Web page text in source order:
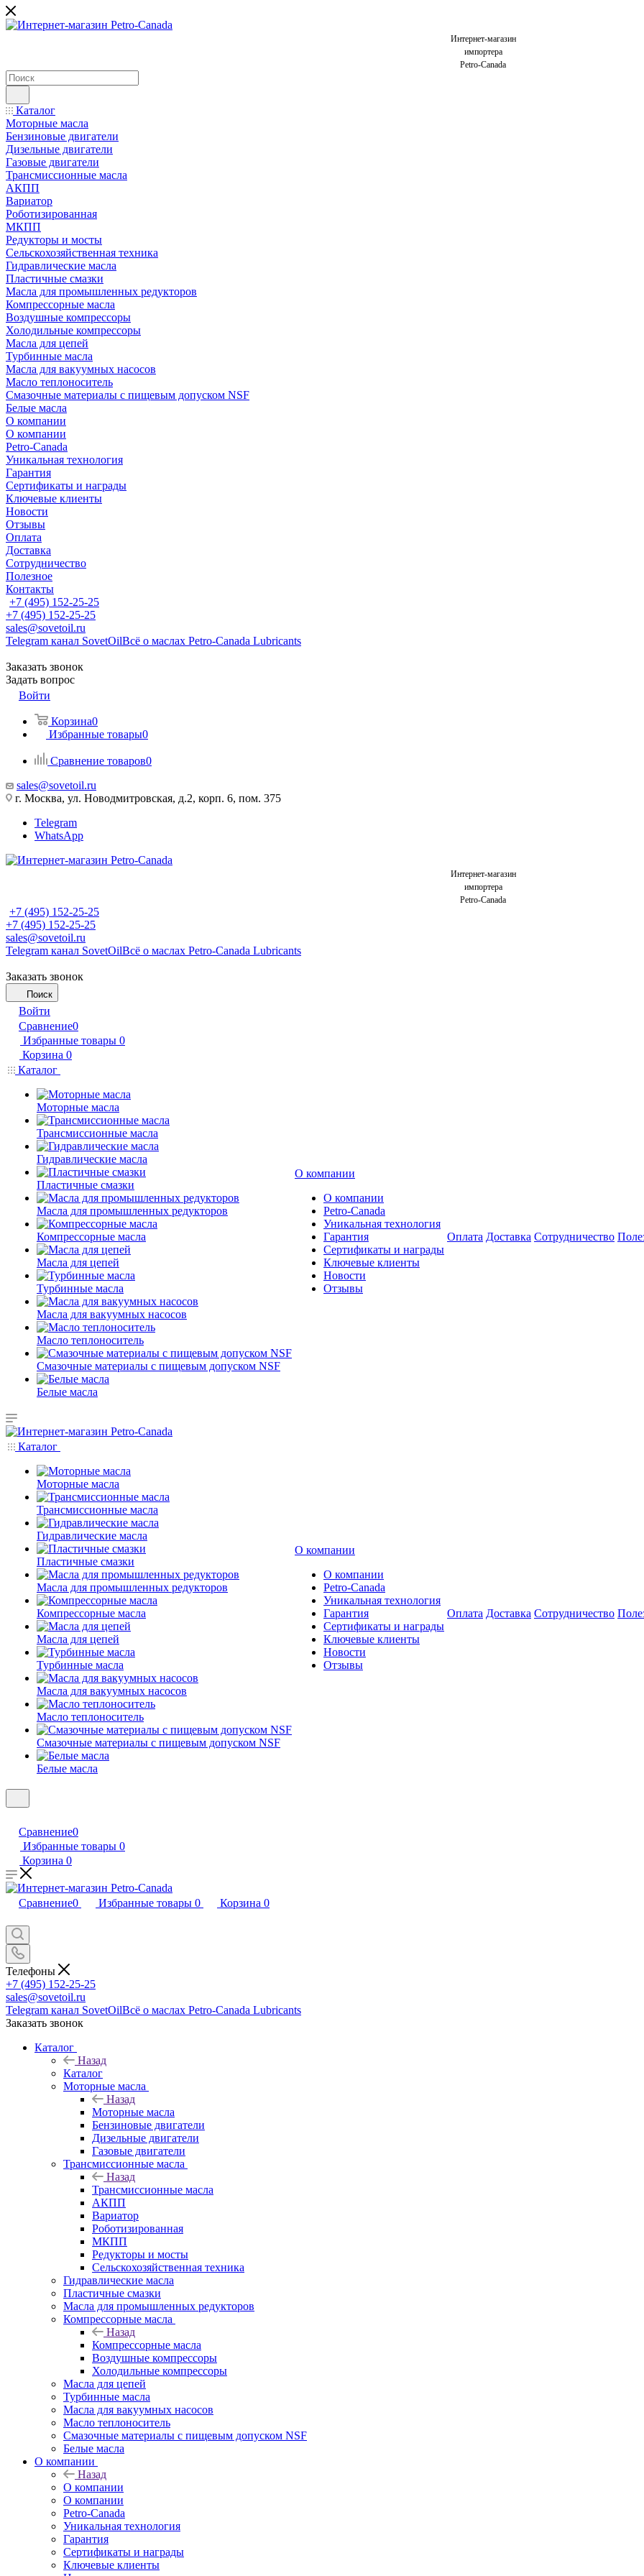
Интернет-магазин
импортера
Petro-Canada
Каталог
Моторные масла
Бензиновые двигатели
Дизельные двигатели
Газовые двигатели
Трансмиссионные масла
АКПП
Вариатор
Роботизированная
МКПП
Редукторы и мосты
Сельскохозяйственная техника
Гидравлические масла
Пластичные смазки
Масла для промышленных редукторов
Компрессорные масла
Воздушные компрессоры
Холодильные компрессоры
Масла для цепей
Турбинные масла
Масла для вакуумных насосов
Масло теплоноситель
Смазочные материалы с пищевым допуском NSF
Белые масла
О компании
О компании
Petro-Сanada
Уникальная технология
Гарантия
Сертификаты и награды
Ключевые клиенты
Новости
Отзывы
Оплата
Доставка
Сотрудничество
Полезное
Контакты
+7 (495) 152-25-25
+7 (495) 152-25-25
sales@sovetoil.ru
Telegram канал SovetOilВсё о маслах Petro-Canada Lubricants
Заказать звонок
Задать вопрос
Войти
Корзина0
Избранные товары0
Сравнение товаров0
sales@sovetoil.ru
г. Москва, ул. Новодмитровская, д.2, корп. 6, пом. 375
Telegram
WhatsApp
Интернет-магазин
импортера
Petro-Canada
+7 (495) 152-25-25
+7 (495) 152-25-25
sales@sovetoil.ru
Telegram канал SovetOilВсё о маслах Petro-Canada Lubricants
Заказать звонок
Поиск
Войти
Сравнение0
Избранные товары 0
Корзина 0
Каталог
Моторные масла
Трансмиссионные масла
Гидравлические масла
Пластичные смазки
Масла для промышленных редукторов
Компрессорные масла
Масла для цепей
Турбинные масла
Масла для вакуумных насосов
Масло теплоноситель
Смазочные материалы с пищевым допуском NSF
Белые масла
О компании
О компании
Petro-Сanada
Уникальная технология
Гарантия
Сертификаты и награды
Ключевые клиенты
Новости
Отзывы
Оплата Доставка Сотрудничество
Каталог
Моторные масла
Трансмиссионные масла
Гидравлические масла
Пластичные смазки
Масла для промышленных редукторов
Компрессорные масла
Масла для цепей
Турбинные масла
Масла для вакуумных насосов
Масло теплоноситель
Смазочные материалы с пищевым допуском NSF
Белые масла
О компании
О компании
Petro-Сanada
Уникальная технология
Гарантия
Сертификаты и награды
Ключевые клиенты
Новости
Отзывы
Оплата Доставка Сотрудничество
Сравнение0
Избранные товары 0
Корзина 0
Сравнение0 Избранные товары 0 Корзина 0
Телефоны
+7 (495) 152-25-25
sales@sovetoil.ru
Telegram канал SovetOilВсё о маслах Petro-Canada Lubricants
Заказать звонок
Каталог
Назад
Каталог
Моторные масла
Назад
Моторные масла
Бензиновые двигатели
Дизельные двигатели
Газовые двигатели
Трансмиссионные масла
Назад
Трансмиссионные масла
АКПП
Вариатор
Роботизированная
МКПП
Редукторы и мосты
Сельскохозяйственная техника
Гидравлические масла
Пластичные смазки
Масла для промышленных редукторов
Компрессорные масла
Назад
Компрессорные масла
Воздушные компрессоры
Холодильные компрессоры
Масла для цепей
Турбинные масла
Масла для вакуумных насосов
Масло теплоноситель
Смазочные материалы с пищевым допуском NSF
Белые масла
О компании
Назад
О компании
О компании
Petro-Сanada
Уникальная технология
Гарантия
Сертификаты и награды
Ключевые клиенты